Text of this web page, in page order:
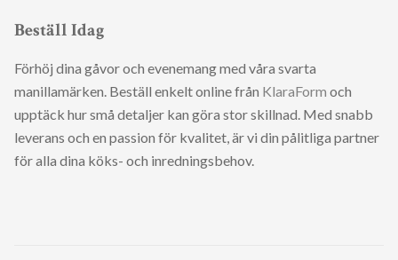
Beställ Idag
Förhöj dina gåvor och evenemang med våra svarta
manillamärken. Beställ enkelt online från KlaraForm och
upptäck hur små detaljer kan göra stor skillnad. Med snabb
leverans och en passion för kvalitet, är vi din pålitliga partner
för alla dina köks- och inredningsbehov.